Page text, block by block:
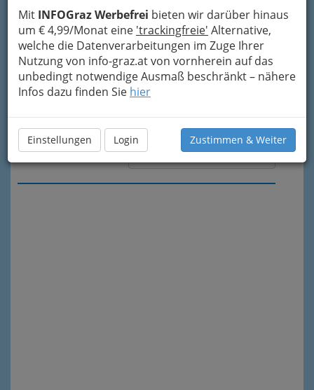
Mit INFOGraz Werbefrei bieten wir darüber hinaus
um € 4,99/Monat eine 'trackingfreie' Alternative,
welche die Datenverarbeitungen im Zuge Ihrer
Nutzung von info-graz.at von vornherein auf das
unbedingt notwendige Ausmaß beschränkt – nähere
Infos dazu finden Sie hier
Einstellungen Login Zustimmen & Weiter
Meine Nachricht senden